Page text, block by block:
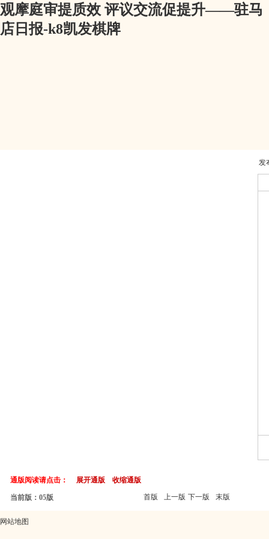
观摩庭审提质效 评议交流促提升——驻马
店日报-k8凯发棋牌
通版阅读请点击： 展开通版 收缩通版
当前版：05版 首版 上一版 下一版 末版
发
网站地图